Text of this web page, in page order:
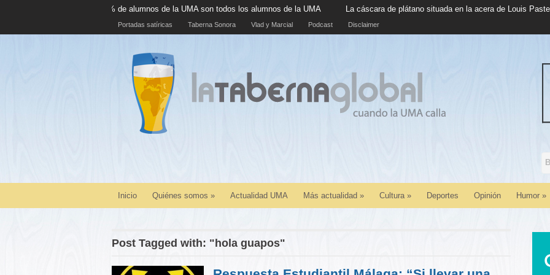
El 100% de alumnos de la UMA son todos los alumnos de la UMA La cáscara de plátano situada en la acera de Louis Pasteur cumple
Portadas satíricas Taberna Sonora Vlad y Marcial Podcast Disclaimer
Inicio Quiénes somos » Actualidad UMA Más actualidad » Cultura» Deportes Opinión Humor »
Post Tagged with: "hola guapos"